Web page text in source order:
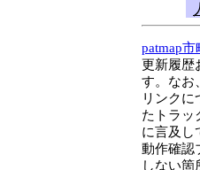
patmap
更新履歴
す。なお
リンク
たトラッ
に言及し
動作確認
しない箇